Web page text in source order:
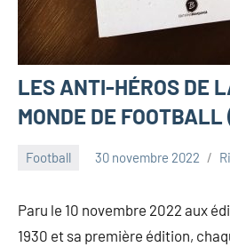
LES ANTI-HÉROS DE
MONDE DE
Football 30 novembre 2022
Paru le 10 novembre 2022 aux
1930 et sa première édition,